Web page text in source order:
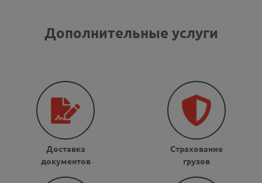
Дополнительные услуги
Доставка
документов
Страхование
грузов